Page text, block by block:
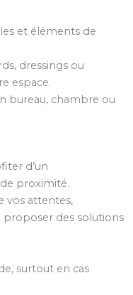
et éléments de
dressings ou
espace.
bureau, chambre ou
d’un
proximité.
vos attentes,
proposer des solutions
surtout en cas